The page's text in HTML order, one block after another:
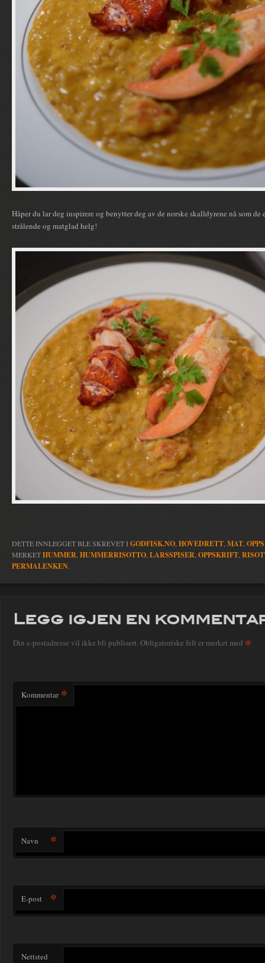
Håper du lar deg inspirere og benytter deg av de norske skalldyrene nå som de
strålende og matglad helg!
DETTE INNLEGGET BLE SKREVET IGODFISK.NO HOVEDRETT MAT
MERKETHUMMER HUMMERRISOTTO LARSSPISER OPPSKRIFT
PERMALENKEN
Legg igjen en
Din e-postadresse vil ikke bli publisert. Obligatoriske felt er merket med *
Kommentar *
Navn *
E-post *
Nettsted